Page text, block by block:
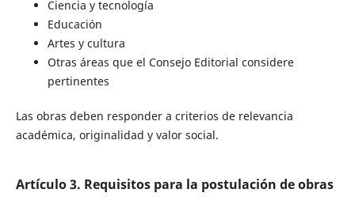
Ciencia y tecnología
Educación
Artes y cultura
Otras áreas que el Consejo Editorial considere
pertinentes
Las obras deben responder a criterios de relevancia
académica, originalidad y valor social.
Artículo 3. Requisitos para la postulación de obras